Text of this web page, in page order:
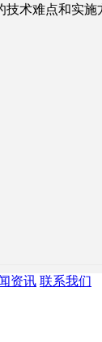
难点和实施
资讯 联系我们